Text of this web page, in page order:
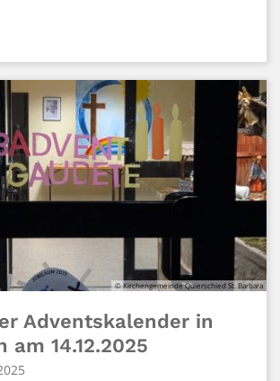
© Kirchengemeinde Quierschied St. Barbara
Adventskalender in
am 14.12.2025